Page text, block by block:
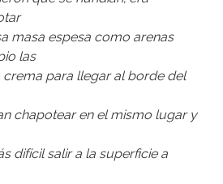
masa espesa como arenas
las
para llegar al borde del
chapotear en el mismo lugar y
difícil salir a la superficie a